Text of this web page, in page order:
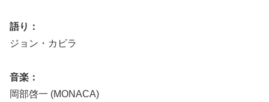
語り：
ジョン・カビラ
音楽：
岡部啓一 (MONACA)